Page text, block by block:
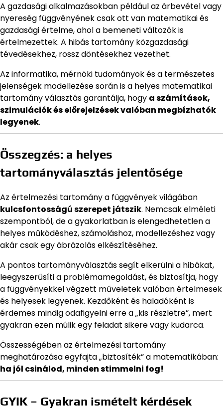
A gazdasági alkalmazásokban például az árbevétel vagy
nyereség függvényének csak ott van matematikai és
gazdasági értelme, ahol a bemeneti változók is
értelmezettek. A hibás tartomány közgazdasági
tévedésekhez, rossz döntésekhez vezethet.
Az informatika, mérnöki tudományok és a természetes
jelenségek modellezése során is a helyes matematikai
tartomány választás garantálja, hogy a számítások,
szimulációk és előrejelzések valóban megbízhatók
legyenek.
Összegzés: a helyes
tartományválasztás jelentősége
Az értelmezési tartomány a függvények világában
kulcsfontosságú szerepet játszik. Nemcsak elméleti
szempontból, de a gyakorlatban is elengedhetetlen a
helyes működéshez, számoláshoz, modellezéshez vagy
akár csak egy ábrázolás elkészítéséhez.
A pontos tartományválasztás segít elkerülni a hibákat,
leegyszerűsíti a problémamegoldást, és biztosítja, hogy
a függvényekkel végzett műveletek valóban értelmesek
és helyesek legyenek. Kezdőként és haladóként is
érdemes mindig odafigyelni erre a „kis részletre”, mert
gyakran ezen múlik egy feladat sikere vagy kudarca.
Összességében az értelmezési tartomány
meghatározása egyfajta „biztosíték” a matematikában:
ha jól csinálod, minden stimmelni fog!
GYIK – Gyakran ismételt kérdések